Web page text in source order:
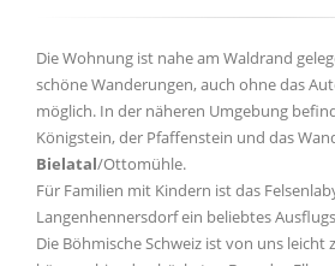
Die Wohnung ist nahe am Waldrand
schöne Wanderungen, auch ohne das
möglich. In der näheren Umgebung
Königstein, der Pfaffenstein und das
Bielatal/Ottomühle.
Für Familien mit Kindern ist das
Langenhennersdorf ein beliebtes
Die Böhmische Schweiz ist von uns leicht